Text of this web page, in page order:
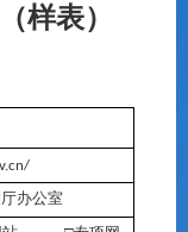
样表）
办公室